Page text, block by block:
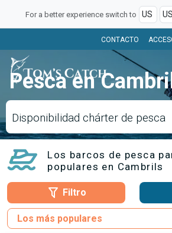
For a better experience switch to
CONTACTO
Pesca en
Disponibilidad chárter de pesca
Los barcos de pesca
populares en Cambrils
Filtro